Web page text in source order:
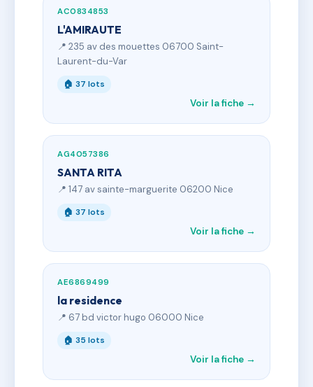
AC0834853
L'AMIRAUTE
📍 235 av des mouettes 06700 Saint-
Laurent-du-Var
🏠 37 lots
Voir la fiche →
AG4057386
SANTA RITA
📍 147 av sainte-marguerite 06200 Nice
🏠 37 lots
Voir la fiche →
AE6869499
la residence
📍 67 bd victor hugo 06000 Nice
🏠 35 lots
Voir la fiche →